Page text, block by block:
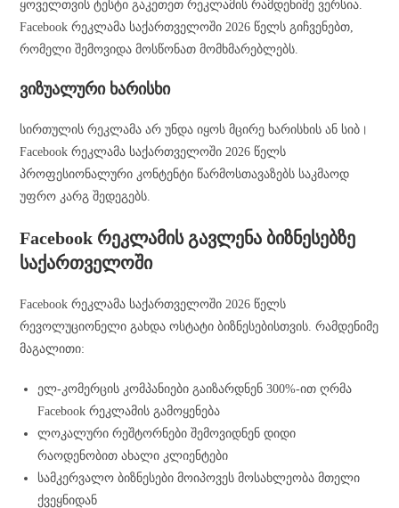
ყოველთვის ტესტი გაკეთეთ რეკლამის რამდენიმე ვერსია.
Facebook რეკლამა საქართველოში 2026 წელს გიჩვენებთ,
რომელი შემოვიდა მოსწონათ მომხმარებლებს.
ვიზუალური ხარისხი
სირთულის რეკლამა არ უნდა იყოს მცირე ხარისხის ან სიბ।
Facebook რეკლამა საქართველოში 2026 წელს
პროფესიონალური კონტენტი წარმოსთავაზებს საკმაოდ
უფრო კარგ შედეგებს.
Facebook რეკლამის გავლენა ბიზნესებზე
საქართველოში
Facebook რეკლამა საქართველოში 2026 წელს
რევოლუციონელი გახდა ოსტატი ბიზნესებისთვის. რამდენიმე
მაგალითი:
ელ-კომერცის კომპანიები გაიზარდნენ 300%-ით ღრმა
Facebook რეკლამის გამოყენება
ლოკალური რეშტორნები შემოვიდნენ დიდი
რაოდენობით ახალი კლიენტები
სამკერვალო ბიზნესები მოიპოვეს მოსახლეობა მთელი
ქვეყნიდან